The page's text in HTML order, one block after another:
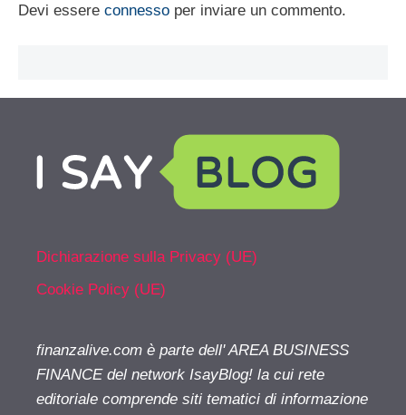
Devi essere connesso per inviare un commento.
Dichiarazione sulla Privacy (UE)
Cookie Policy (UE)
finanzalive.com è parte dell' AREA BUSINESS
FINANCE del network IsayBlog! la cui rete
editoriale comprende siti tematici di informazione